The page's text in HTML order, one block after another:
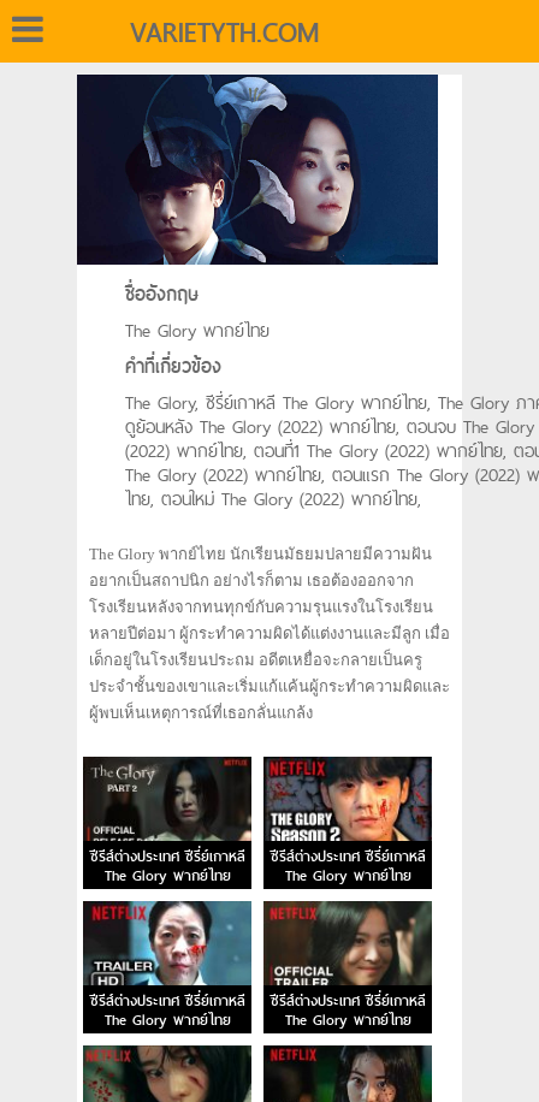
VARIETYTH.COM
ชื่ออังกฤษ
The Glory พากย์ไทย
คำที่เกี่ยวข้อง
The Glory, ซีรี่ย์เกาหลี The Glory พากย์ไทย, The Glory ภา
ดูย้อนหลัง The Glory (2022) พากย์ไทย, ตอนจบ The Glory
(2022) พากย์ไทย, ตอนที่1 The Glory (2022) พากย์ไทย, ต
The Glory (2022) พากย์ไทย, ตอนแรก The Glory (2022)
ไทย, ตอนใหม่ The Glory (2022) พากย์ไทย,
The Glory พากย์ไทย นักเรียนมัธยมปลายมีความฝัน
อยากเป็นสถาปนิก อย่างไรก็ตาม เธอต้องออกจาก
โรงเรียนหลังจากทนทุกข์กับความรุนแรงในโรงเรียน
หลายปีต่อมา ผู้กระทำความผิดได้แต่งงานและมีลูก เมื่อ
เด็กอยู่ในโรงเรียนประถม อดีตเหยื่อจะกลายเป็นครู
ประจำชั้นของเขาและเริ่มแก้แค้นผู้กระทำความผิดและ
ผู้พบเห็นเหตุการณ์ที่เธอกลั่นแกล้ง
ซีรีส์ต่างประเทศ ซีรี่ย์เกาหลี
The Glory พากย์ไทย
EP.16 ตอนจบ
ซีรีส์ต่างประเทศ ซีรี่ย์เกาหลี
The Glory พากย์ไทย
EP.15
ซีรีส์ต่างประเทศ ซีรี่ย์เกาหลี
The Glory พากย์ไทย
EP.14
ซีรีส์ต่างประเทศ ซีรี่ย์เกาหลี
The Glory พากย์ไทย
EP.13